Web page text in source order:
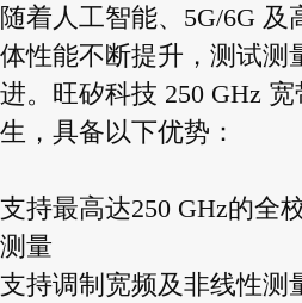
随着人工智能、5G/6G
体性能不断提升，测试测
进。旺矽科技 250 GHz
生，具备以下优势：
支持最高达250 GHz的全
测量
支持调制宽频及非线性测